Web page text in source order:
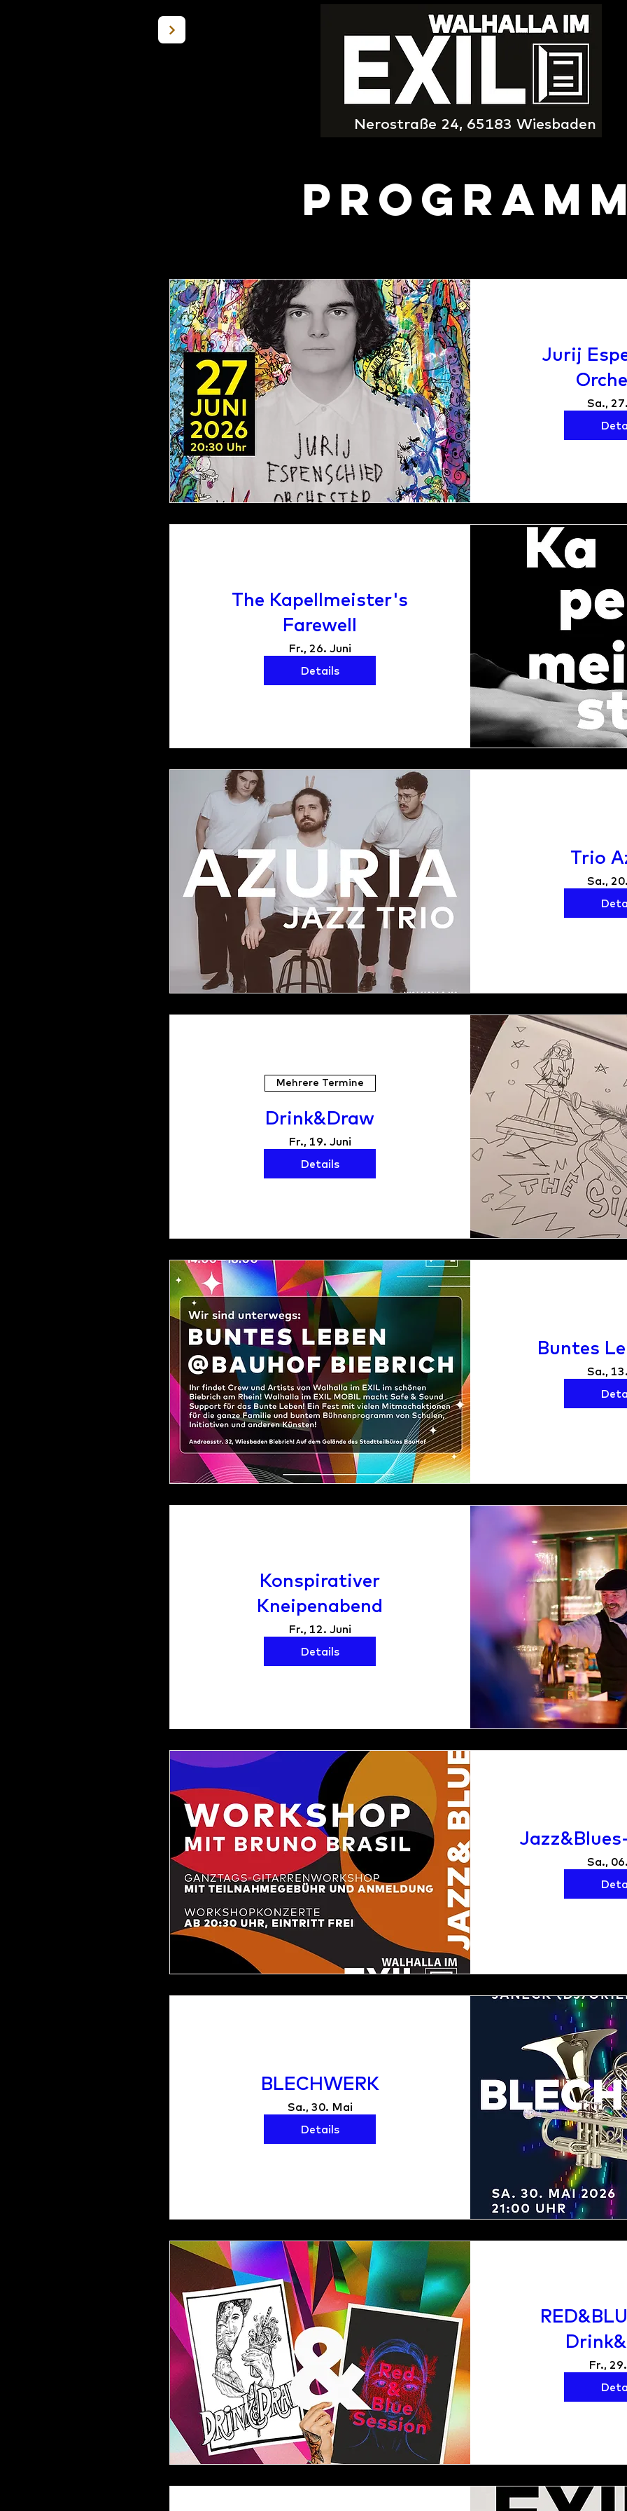
Nerostraße 24, 65183 Wiesbaden
Jurij
Sa.,
The Kapellmeister's
Farewell
Fr., 26. Juni
Details
Trio
Sa.,
Mehrere Termine
Drink&Draw
Fr., 19. Juni
Details
Buntes
Sa.,
Konspirativer
Kneipenabend
Fr., 12. Juni
Details
Sa.,
BLECHWERK
Sa., 30. Mai
Details
Fr.,